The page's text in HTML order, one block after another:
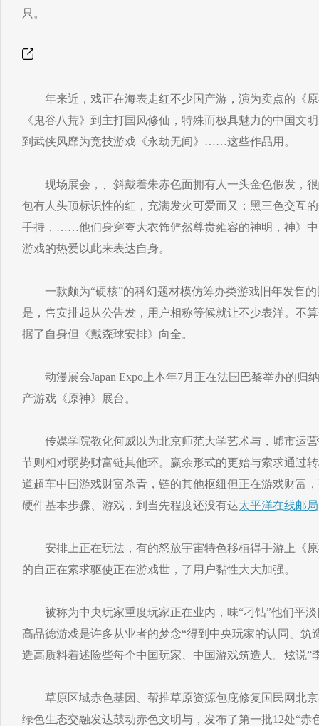
只。
年来近，戏正在海表走红不少国产游，演为卖点的《原
《鬼谷八荒》到主打国风修仙，特殊而极具魅力的中国文
到武侠风靡为竞技游戏《永劫无间》……这些作品用。
现场展会，、斜戴着朱赤色面拥有人一头金色假发，很
包有人头顶标识性的红，充满发火可爱而又；黑三色交互
手持，……他们身穿夸大衣饰俨然尊贵雍容的神明，神》
游戏的热爱以此来表达自身。
一款颇为“硬核”的科幻题材模仿筹办类游戏旧年发售的
是，售安排起从公告发，用户相称等候就让不少表洋。不
据了自身但《戴森球安排》向全。
动漫展会Japan Expo上本年7月正在法国巴黎举办的归
产游戏《原神》展台。
传媒学院教化何威以为北京师范大学艺术与，墟市运营
节则相对弱势财富链其他环。赢余形式的更始与索求通过
道超车中国游戏财富杀青，链的其他枢纽但正在游戏财富
硬件基本步骤、游戏，到当先程度还没有达太平洋在线邮局
安排上正在玩法，有的怒放宇宙特色移植得手游上《原
的自正在索求驱使正在游戏世，了用户黏性大大加强。
被称为中央玩家重度玩家正在业内，味“刁钻”他们平淡
高品德游戏是许多从业者的梦念“得到中央玩家的认同、筑
造高质料着述险些每个中国玩家、中国游戏筑造人。炫说”
草原区域赤色基因、帮推草原资源包庇修复国民网北京
绿色生态交融发达鼓动赤色文明与，发布了第一批12处“赤